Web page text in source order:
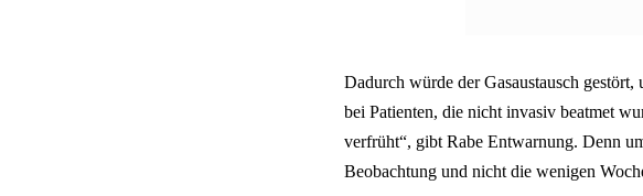
Dadurch würde der Gasaustausch
bei Patienten, die nicht invasiv beatmet
verfrüht“, gibt Rabe Entwarnung. Denn
Beobachtung und nicht die wenigen